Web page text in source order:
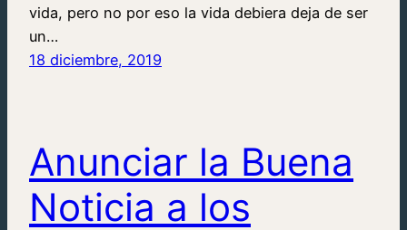
vida, pero no por eso la vida debiera deja de ser
un…
18 diciembre, 2019
Anunciar la Buena
Noticia a los